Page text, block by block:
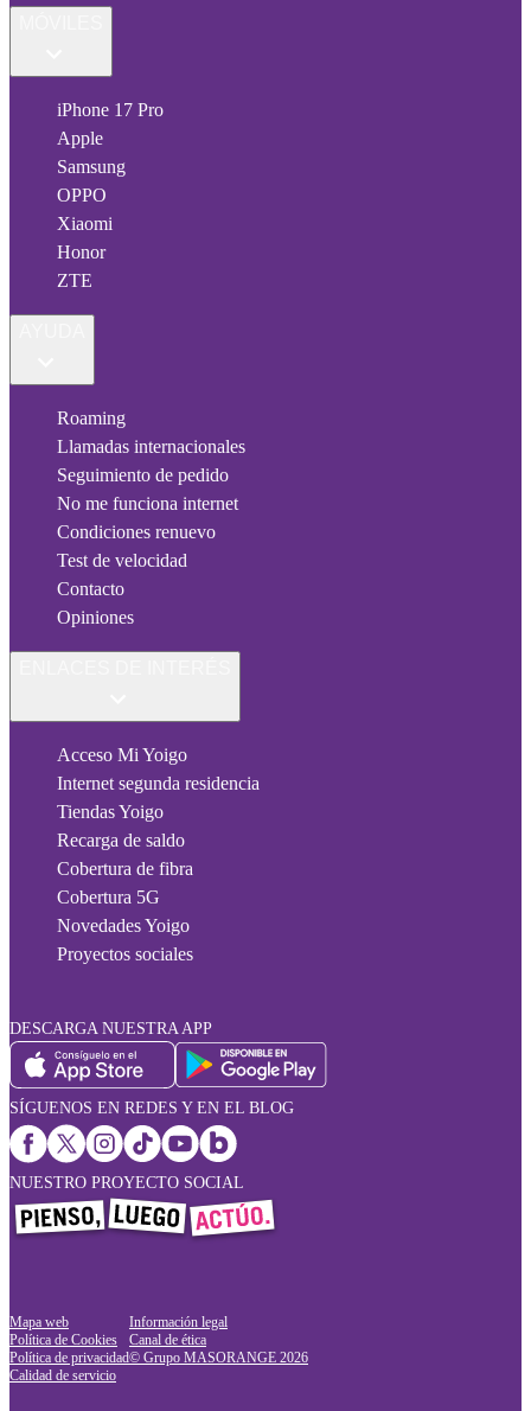
iPhone 17 Pro
Apple
Samsung
OPPO
Xiaomi
Honor
ZTE
Roaming
Llamadas internacionales
Seguimiento de pedido
No me funciona internet
Condiciones renuevo
Test de velocidad
Contacto
Opiniones
Acceso Mi Yoigo
Internet segunda residencia
Tiendas Yoigo
Recarga de saldo
Cobertura de fibra
Cobertura 5G
Novedades Yoigo
Proyectos sociales
DESCARGA NUESTRA APP
SÍGUENOS EN REDES Y EN EL BLOG
NUESTRO PROYECTO SOCIAL
Mapa web
Política de Cookies
Política de privacidad
Calidad de servicio
Información legal
Canal de ética
© Grupo MASORANGE 2026